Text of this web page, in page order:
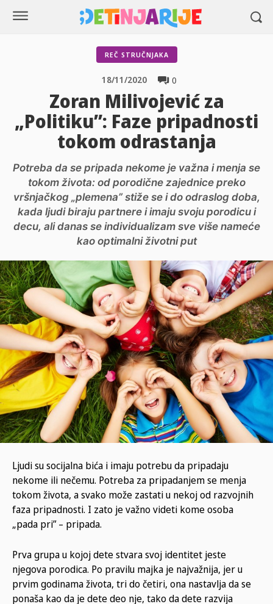
REČ STRUČNJAKA
0
18/11/2020
Zoran Milivojević za
„Politiku”: Faze pripadnosti
tokom odrastanja
Potreba da se pripada nekome je važna i menja se
tokom života: od porodične zajednice preko
vršnjačkog „plemena” stiže se i do odraslog doba,
kada ljudi biraju partnere i imaju svoju porodicu i
decu, ali danas se individualizam sve više nameće
kao optimalni životni put
Ljudi su socijalna bića i imaju potrebu da pripadaju
nekome ili nečemu. Potreba za pripadanjem se menja
tokom života, a svako može zastati u nekoj od razvojnih
faza pripadnosti. I zato je važno videti kome osoba
„pada pri” – pripada.
Prva grupa u kojoj dete stvara svoj identitet jeste
njegova porodica. Po pravilu majka je najvažnija, jer u
prvim godinama života, tri do četiri, ona nastavlja da se
ponaša kao da je dete deo nje, tako da dete razvija